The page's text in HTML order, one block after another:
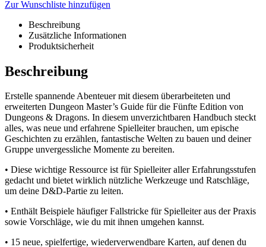
Zur Wunschliste hinzufügen
Beschreibung
Zusätzliche Informationen
Produktsicherheit
Beschreibung
Erstelle spannende Abenteuer mit diesem überarbeiteten und
erweiterten Dungeon Master’s Guide für die Fünfte Edition von
Dungeons & Dragons. In diesem unverzichtbaren Handbuch steckt
alles, was neue und erfahrene Spielleiter brauchen, um epische
Geschichten zu erzählen, fantastische Welten zu bauen und deiner
Gruppe unvergessliche Momente zu bereiten.
• Diese wichtige Ressource ist für Spielleiter aller Erfahrungsstufen
gedacht und bietet wirklich nützliche Werkzeuge und Ratschläge,
um deine D&D-Partie zu leiten.
• Enthält Beispiele häufiger Fallstricke für Spielleiter aus der Praxis
sowie Vorschläge, wie du mit ihnen umgehen kannst.
• 15 neue, spielfertige, wiederverwendbare Karten, auf denen du